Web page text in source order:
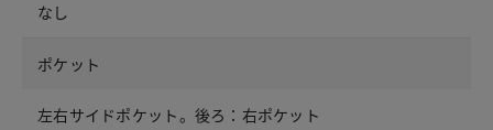
なし
ポケット
左右サイドポケット。後ろ：右ポケット